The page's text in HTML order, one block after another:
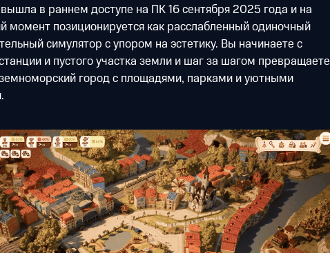
в раннем доступе на ПК 16 сентября 2025 года и на
момент позиционируется как расслабленный одиночный
симулятор с упором на эстетику. Вы начинаете с
и пустого участка земли и шаг за шагом превращаете
город с площадями, парками и уютными